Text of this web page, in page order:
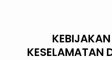
KESELAMATAN